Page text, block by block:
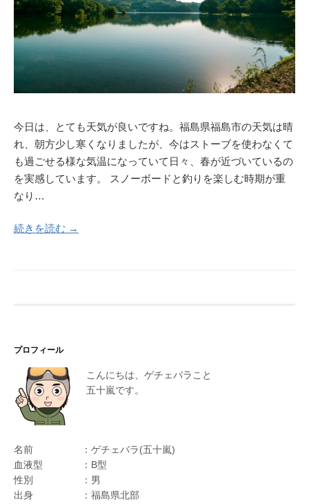
今日は、とても天気が良いですね。福島県福島市の天気は晴
れ、朝方少し寒くなりましたが、今はストーブを使わなくて
も過ごせる様な気温になっていて日々、春が近づいているの
を実感しています。 スノーボードと釣りを楽しむ時期が重
なり…
続きを読む →
プロフィール
こんにちは、ゲチェバラこと
五十嵐です。
名前 ：ゲチェバラ(五十嵐)
血液型 ：B型
性別 ：男
出身 ：福島県北部